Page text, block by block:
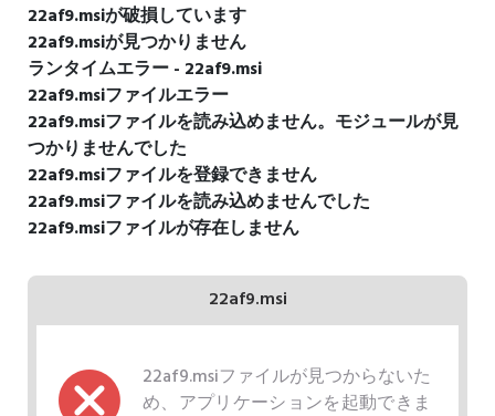
22af9.msiが破損しています
22af9.msiが見つかりません
ランタイムエラー - 22af9.msi
22af9.msiファイルエラー
22af9.msiファイルを読み込めません。モジュールが見
つかりませんでした
22af9.msiファイルを登録できません
22af9.msiファイルを読み込めませんでした
22af9.msiファイルが存在しません
22af9.msi
22af9.msiファイルが見つからないた
め、アプリケーションを起動できま